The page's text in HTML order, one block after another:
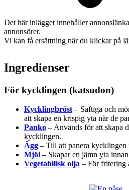
Det här inlägget innehåller
annonsörer.
Vi kan få ersättning när du klickar på
Ingredienser
För kycklingen (katsudon)
Kycklingbröst – Saftiga och
att skapa en krispig yta när de
Panko – Används för att skapa
kycklingen.
Ägg – Till att panera kycklingen
Mjöl – Skapar en jämn yta
Vegetabilisk olja – För fritering